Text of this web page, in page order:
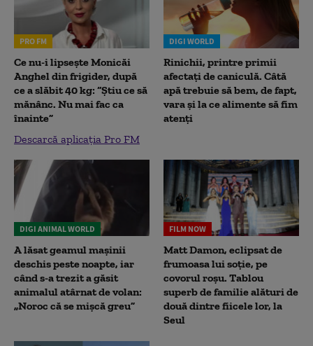
PRO FM
Ce nu-i lipsește Monicăi
Anghel din frigider, după
ce a slăbit 40 kg: “Știu ce să
mănânc. Nu mai fac ca
înainte”
Descarcă aplicația Pro FM
DIGI WORLD
Rinichii, printre primii
afectați de caniculă. Câtă
apă trebuie să bem, de fapt,
vara și la ce alimente să fim
atenți
DIGI ANIMAL WORLD
A lăsat geamul mașinii
deschis peste noapte, iar
când s-a trezit a găsit
animalul atârnat de volan:
„Noroc că se mișcă greu”
FILM NOW
Matt Damon, eclipsat de
frumoasa lui soție, pe
covorul roșu. Tablou
superb de familie alături de
două dintre fiicele lor, la
Seul